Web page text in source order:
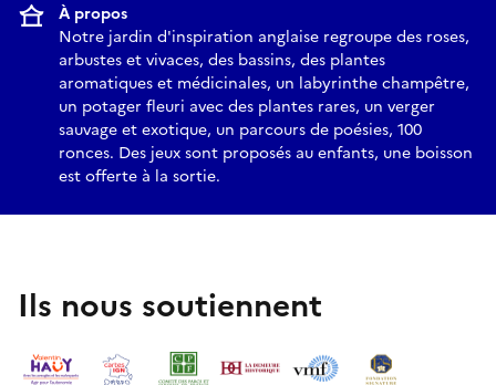
À propos
Notre jardin d'inspiration anglaise regroupe des roses,
arbustes et vivaces, des bassins, des plantes
aromatiques et médicinales, un labyrinthe champêtre,
un potager fleuri avec des plantes rares, un verger
sauvage et exotique, un parcours de poésies, 100
ronces. Des jeux sont proposés au enfants, une boisson
est offerte à la sortie.
Ils nous soutiennent